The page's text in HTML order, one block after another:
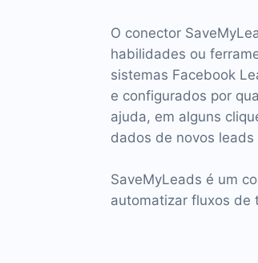
O conector
habilidades ou
sistemas Facebook
e configurados por
ajuda, em alguns
dados de novos leads
SaveMyLeads é um
automatizar fluxos de